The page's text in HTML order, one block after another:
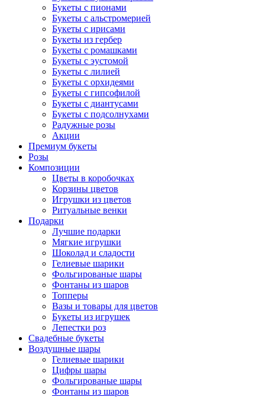
Букеты с пионами
Букеты с альстромерией
Букеты с ирисами
Букеты из гербер
Букеты с ромашками
Букеты с эустомой
Букеты с лилией
Букеты с орхидеями
Букеты с гипсофилой
Букеты с диантусами
Букеты с подсолнухами
Радужные розы
Акции
Премиум букеты
Розы
Композиции
Цветы в коробочках
Корзины цветов
Игрушки из цветов
Ритуальные венки
Подарки
Лучшие подарки
Мягкие игрушки
Шоколад и сладости
Гелиевые шарики
Фольгированые шары
Фонтаны из шаров
Топперы
Вазы и товары для цветов
Букеты из игрушек
Лепестки роз
Свадебные букеты
Воздушные шары
Гелиевые шарики
Цифры шары
Фольгированые шары
Фонтаны из шаров